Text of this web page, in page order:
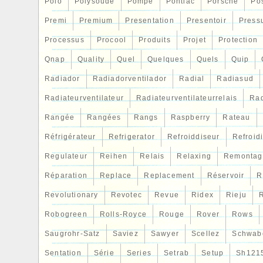
Premi Premium Presentation Presentoir
Processus Procool Produits Projet Protection
Qnap Quality Quel Quelques Quels Quip
Radiador Radiadorventilador Radial Radiasud
Radiateurventilateur Radiateurventilateurrelais
Rangée Rangées Rangs Raspberry Rateau
Réfrigérateur Refrigerator Refroiddiseur Refroidi
Regulateur Reihen Relais Relaxing
Réparation Replace Replacement Réservoir
Revolutionary Revotec Revue Ridex Rieju
Robogreen Rolls-Royce Rouge Rover Rows
Saugrohr-Satz Saviez Sawyer Scellez
Sentation Série Series Setrab Setup